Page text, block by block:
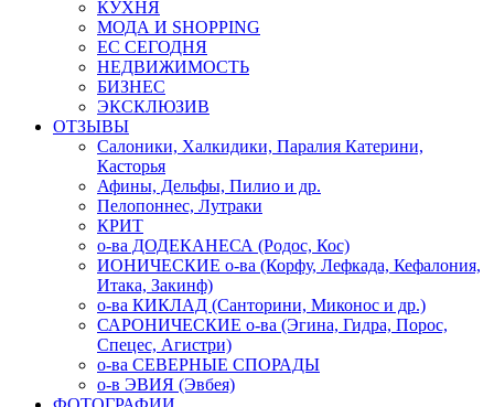
КУХНЯ
МОДА И SHOPPING
ЕС СЕГОДНЯ
НЕДВИЖИМОСТЬ
БИЗНЕС
ЭКСКЛЮЗИВ
ОТЗЫВЫ
Салоники, Халкидики, Паралия Катерини,
Касторья
Афины, Дельфы, Пилио и др.
Пелопоннес, Лутраки
КРИТ
о-ва ДОДЕКАНЕСА (Родос, Кос)
ИОНИЧЕСКИЕ о-ва (Корфу, Лефкада, Кефалония,
Итака, Закинф)
о-ва КИКЛАД (Санторини, Миконос и др.)
САРОНИЧЕСКИЕ о-ва (Эгина, Гидра, Порос,
Спецес, Агистри)
о-ва СЕВЕРНЫЕ СПОРАДЫ
о-в ЭВИЯ (Эвбея)